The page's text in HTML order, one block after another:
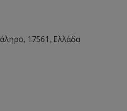
17561, Ελλάδα